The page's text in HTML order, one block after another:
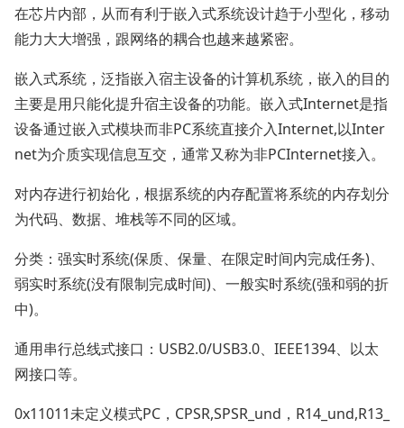
在芯片内部，从而有利于嵌入式系统设计趋于小型化，移动
能力大大增强，跟网络的耦合也越来越紧密。
嵌入式系统，泛指嵌入宿主设备的计算机系统，嵌入的目的
主要是用只能化提升宿主设备的功能。嵌入式Internet是指
设备通过嵌入式模块而非PC系统直接介入Internet,以Inter
net为介质实现信息互交，通常又称为非PCInternet接入。
对内存进行初始化，根据系统的内存配置将系统的内存划分
为代码、数据、堆栈等不同的区域。
分类：强实时系统(保质、保量、在限定时间内完成任务)、
弱实时系统(没有限制完成时间)、一般实时系统(强和弱的折
中)。
通用串行总线式接口：USB2.0/USB3.0、IEEE1394、以太
网接口等。
0x11011未定义模式PC，CPSR,SPSR_und，R14_und,R13_